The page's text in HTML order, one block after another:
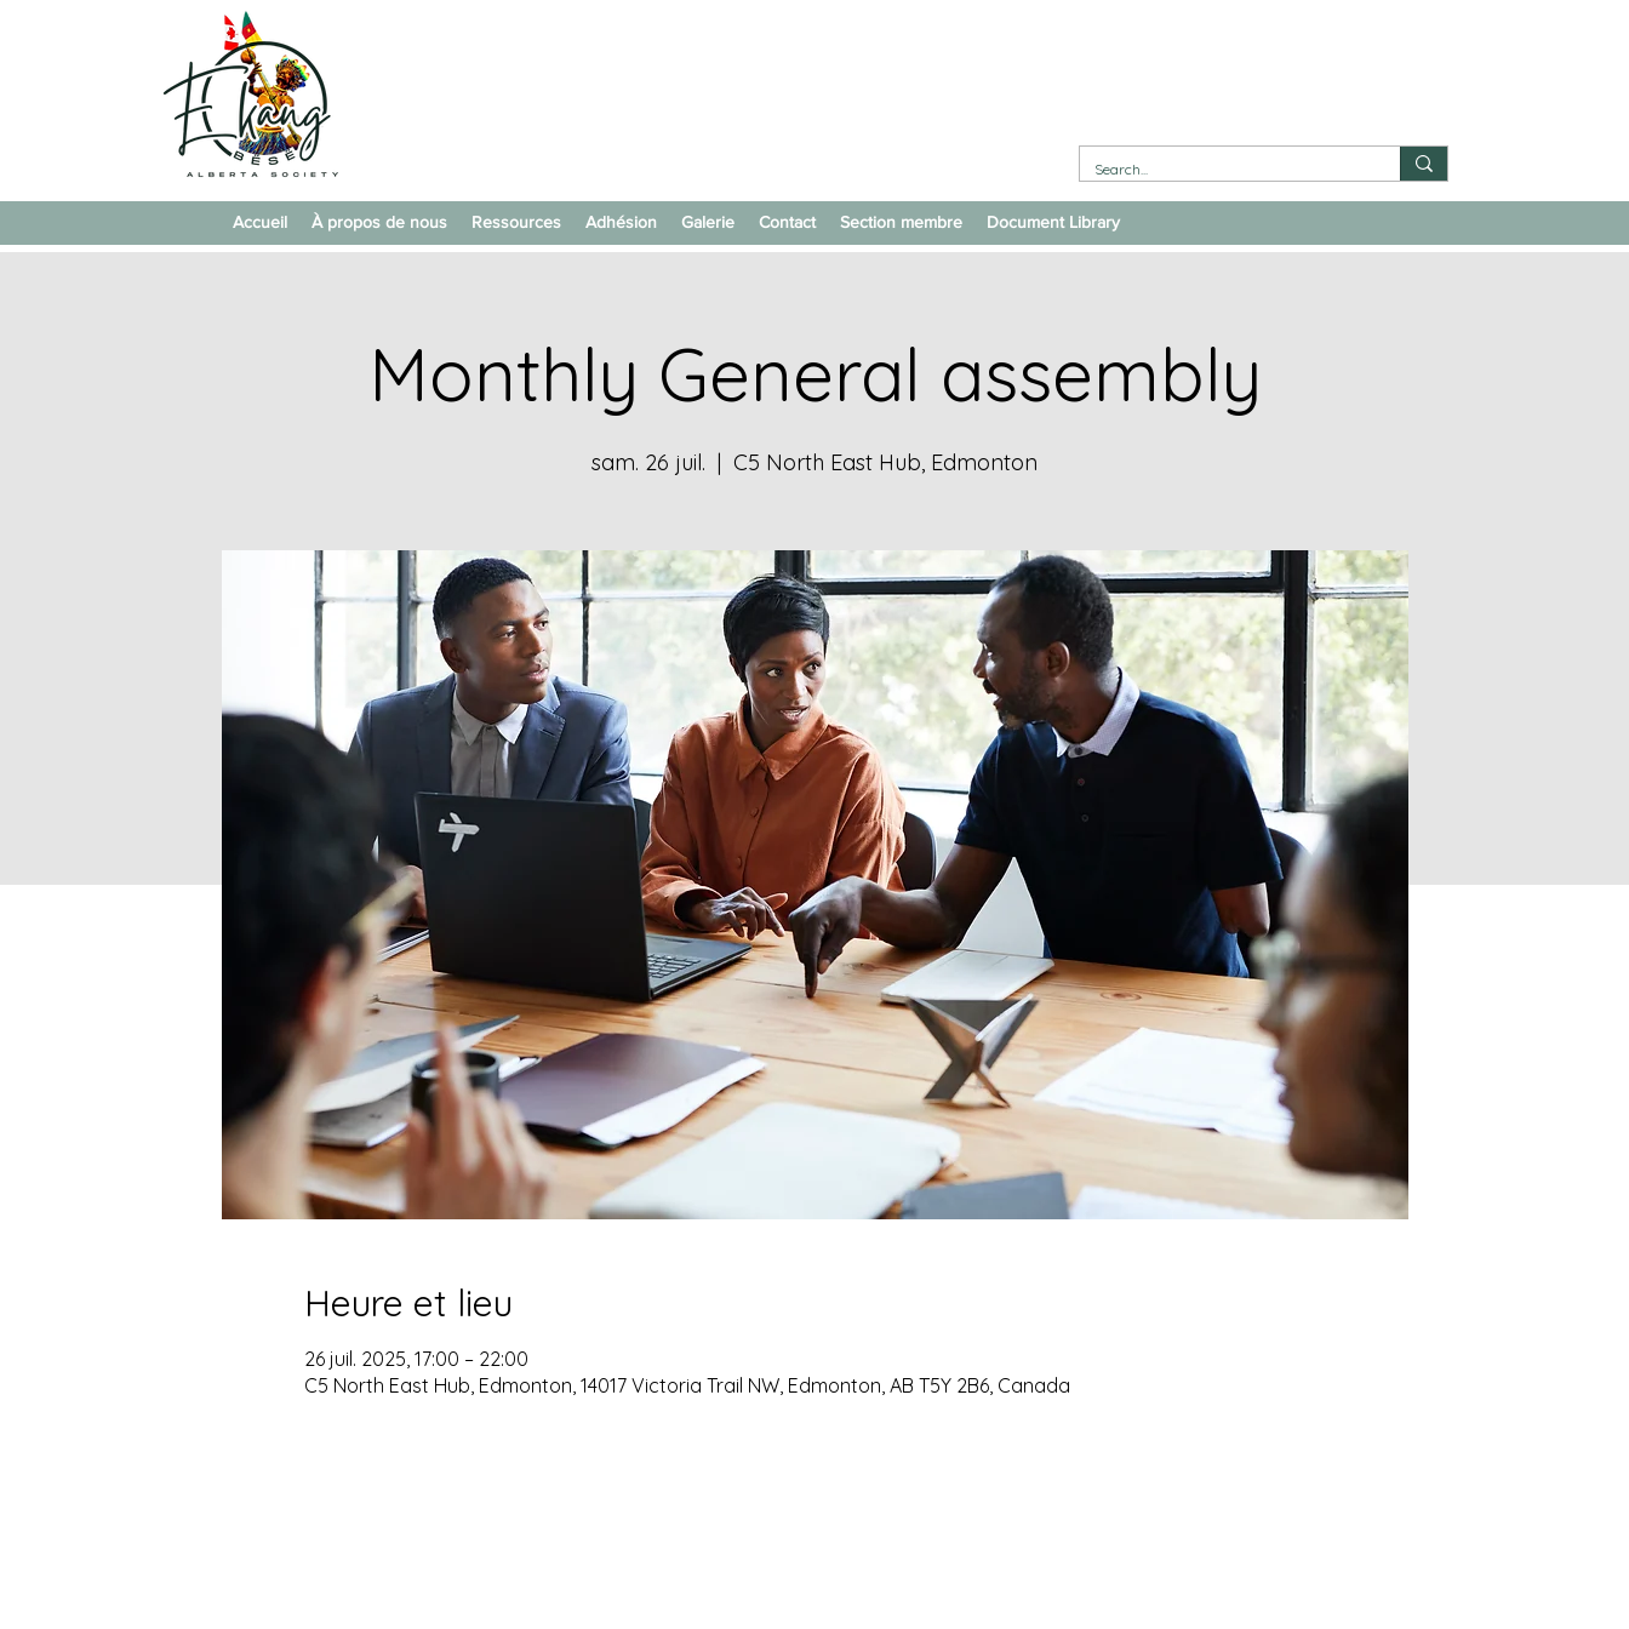
Accueil À propos de nous Ressources Adhésion Galerie Contact Section membre Document Library
Monthly General assembly
sam. 26 juil.
  |
C5 North East Hub, Edmonton
Heure et lieu
26 juil. 2025, 17:00 – 22:00
C5 North East Hub, Edmonton, 14017 Victoria Trail NW, Edmonton, AB T5Y 2B6, Canada